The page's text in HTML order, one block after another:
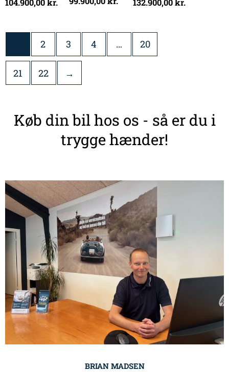
2 3 4 … 20
21 22 →
Køb din bil hos os - så er du i
trygge hænder!
BRIAN MADSEN